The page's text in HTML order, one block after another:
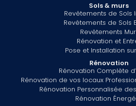
Sols & murs
Revêtements de Sols
Revêtements de Sols
Revêtements
Rénovation et
Pose et Installation
Rénovation
Rénovation Complète
Rénovation de vos locaux
Rénovation Personnalisée
Rénovation